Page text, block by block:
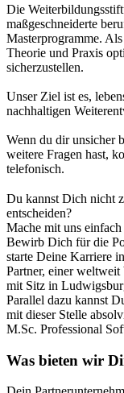
Die
maßgeschneiderte
Masterprogramme.
Theorie und Praxis
sicherzustellen.
Unser Ziel ist es,
nachhaltigen
Wenn du dir unsicher
weitere Fragen hast,
telefonisch.
Du kannst Dich nicht
entscheiden?
Mache mit uns einfach
Bewirb Dich für die
starte Deine Karriere
Partner, einer
mit Sitz in
Parallel dazu kannst
mit dieser Stelle
M.Sc. Professional
Was bieten wir